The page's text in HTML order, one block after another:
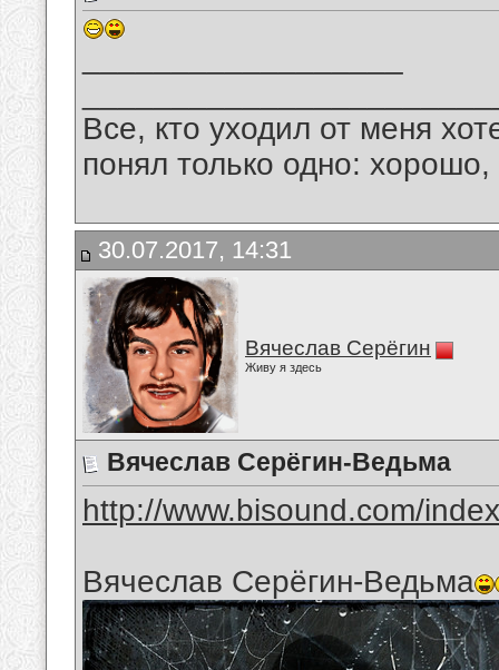
Все, кто уходил от меня
понял только одно:
30.07.2017, 14:31
Вячеслав Серёгин
Живу я здесь
Вячеслав Серёгин-Ведьма
http://www.bisound.com/
Вячеслав Серёгин-Ведьма